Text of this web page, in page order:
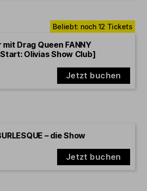
Drag Queen FANNY
Olivias Show Club]
Jetzt buchen
– die Show
Jetzt buchen